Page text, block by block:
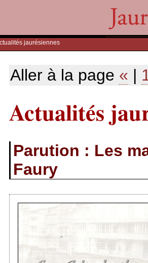
jaurésiennes
Aller à la page « |
Actualités
Parution : Les
Faury